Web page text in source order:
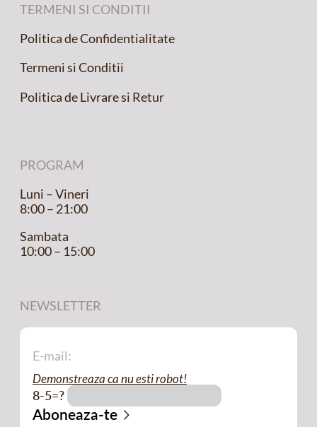
TERMENI SI CONDITII
Politica de Confidentialitate
Termeni si Conditii
Politica de Livrare si Retur
PROGRAM
Luni – Vineri
8:00 – 21:00
Sambata
10:00 – 15:00
NEWSLETTER
Demonstreaza ca nu esti robot!
8-5=?